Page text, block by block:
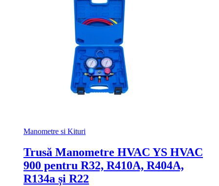
Manometre si Kituri
Trusă Manometre HVAC YS HVAC
900 pentru R32, R410A, R404A,
R134a și R22